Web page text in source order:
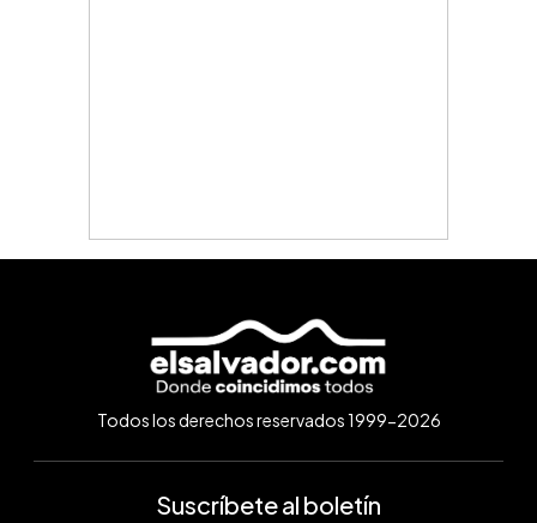
Todos los derechos reservados 1999-2026
Suscríbete al boletín